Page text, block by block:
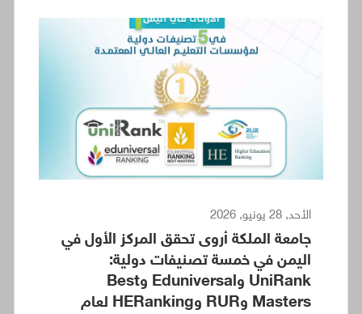
الأحد, 28 يونيو, 2026
جامعة الملكة أروى تحقق المركز الأول في
اليمن في خمسة تصنيفات دولية:
UniRank وEduniversal وBest
Masters وRUR وHERanking لعام